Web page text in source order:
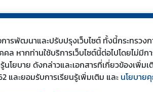
รพัฒนาและปรับปรุงเว็บไซต์ ทั้งนี้กระทรวงก
หากท่านใช้บริการเว็บไซต์นี้ต่อไปโดยไม่มีก
ยบาย ดังกล่าวและเอกสารที่เกี่ยวข้องเพิ่มเ
ละยอมรับการเรียนรู้เพิ่มเติม และ นโยบาย